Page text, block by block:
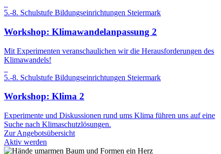
5.-8. Schulstufe Bildungseinrichtungen Steiermark
Workshop: Klimawandelanpassung 2
Mit Experimenten veranschaulichen wir die Herausforderungen des
Klimawandels!
5.-8. Schulstufe Bildungseinrichtungen Steiermark
Workshop: Klima 2
Experimente und Diskussionen rund ums Klima führen uns auf eine
Suche nach Klimaschutzlösungen.
Zur Angebotsübersicht
Aktiv werden